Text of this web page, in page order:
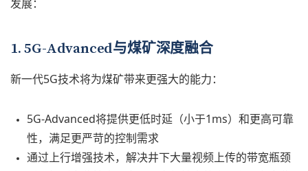
发展：
1. 5G-Advanced与煤矿深度融合
新一代5G技术将为煤矿带来更强大的能力：
5G-Advanced将提供更低时延（小于1ms）和更高可靠
性，满足更严苛的控制需求
通过上行增强技术，解决井下大量视频上传的带宽瓶颈